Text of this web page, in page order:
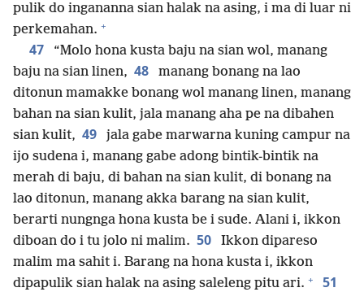
pulik do ingananna sian halak na asing, i ma di luar ni
perkemahan. +
47
“Molo hona kusta baju na sian wol, manang
baju na sian linen, 48
manang bonang na lao
ditonun mamakke bonang wol manang linen, manang
bahan na sian kulit, jala manang aha pe na dibahen
sian kulit, 49
jala gabe marwarna kuning campur na
ijo sudena i, manang gabe adong bintik-bintik na
merah di baju, di bahan na sian kulit, di bonang na
lao ditonun, manang akka barang na sian kulit,
berarti nungnga hona kusta be i sude. Alani i, ikkon
diboan do i tu jolo ni malim. 50
Ikkon dipareso
malim ma sahit i. Barang na hona kusta i, ikkon
dipapulik sian halak na asing saleleng pitu ari. + 51